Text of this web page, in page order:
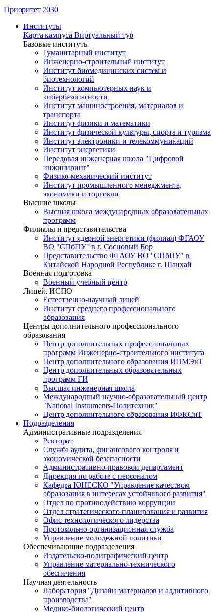
Приоритет 2030
Институты
Карта кампуса Виртуальный тур
Базовые институты
Гуманитарный институт
Инженерно-строительный институт
Институт биомедицинских систем и
биотехнологий
Институт компьютерных наук и
кибербезопасности
Институт машиностроения, материалов и
транспорта
Институт физики и математики
Институт физической культуры, спорта и туризма
Институт электроники и телекоммуникаций
Институт энергетики
Передовая инженерная школа "Цифровой
инжиниринг"
Физико-механический институт
Институт промышленного менеджмента,
экономики и торговли
Высшие школы
Высшая школа международных образовательных
программ
Филиалы и представительства
Институт ядерной энергетики (филиал) ФГАОУ
ВО "СПбПУ" в г. Сосновый Бор
Представительство ФГАОУ ВО "СПбПУ" в
Китайской Народной Республике г. Шанхай
Военная подготовка
Военный учебный центр
Лицей, ИСПО
Естественно-научный лицей
Институт среднего профессионального
образования
Центры дополнительного профессионального
образования
Центр дополнительных профессиональных
программ Инженерно-строительного института
Центр дополнительного образования ИПМЭиТ
Центр дополнительных образовательных
программ ГИ
Высшая инженерная школа
Международный научно-образовательный центр
"National Instruments-Политехник"
Центр дополнительного образования ИФКСиТ
Подразделения
Административные подразделения
Ректорат
Служба аудита, финансового контроля и
экономической безопасности
Административно-правовой департамент
Дирекция по работе с персоналом
Кафедра ЮНЕСКО "Управление качеством
образования в интересах устойчивого развития"
Отдел по противодействию коррупции
Отдел стратегического планирования и развития
Офис технологического лидерства
Протокольно-организационная служба
Управление молодежной политики
Обеспечивающие подразделения
Издательско-полиграфический центр
Управление материально-технического
обеспечения
Научная деятельность
Лаборатория "Дизайн материалов и аддитивного
производства"
Медико-биологический центр